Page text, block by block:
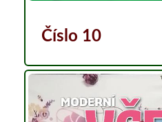
Číslo 10